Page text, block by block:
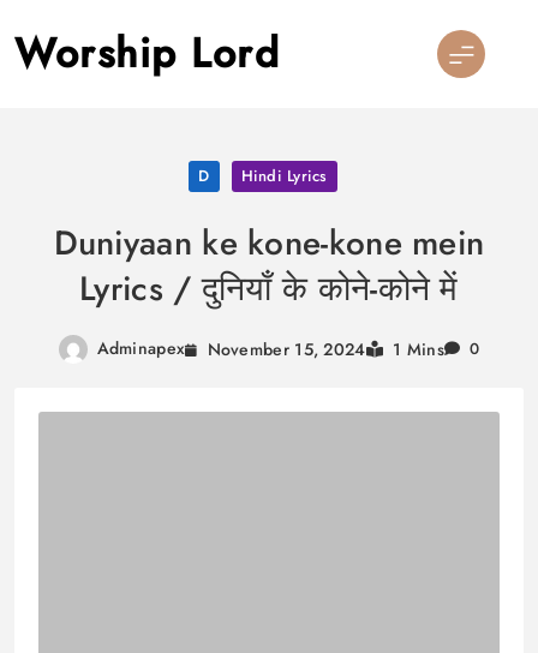
to
content
Worship Lord
D Hindi Lyrics
Duniyaan ke kone-kone mein
Lyrics / दुनियाँ के कोने-कोने में
Adminapex November 15, 2024 1 Mins 0